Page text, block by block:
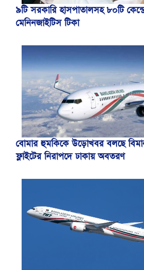
৯টি সরকারি হাসপাতালসহ ৮০টি
মেনিনজাইটিস টিকা
বোমার হুমকিকে উড়োখবর বলছে
ফ্লাইটের নিরাপদে ঢাকায় অবতরণ